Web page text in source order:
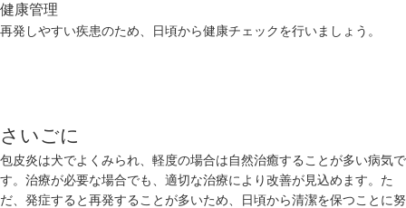
健康管理
再発しやすい疾患のため、日頃から健康チェックを行いましょう。
さいごに
包皮炎は犬でよくみられ、軽度の場合は自然治癒することが多い病気で
す。治療が必要な場合でも、適切な治療により改善が見込めます。た
だ、発症すると再発することが多いため、日頃から清潔を保つことに努